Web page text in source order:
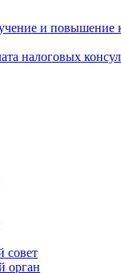
и повышение
налоговых
совет
орган